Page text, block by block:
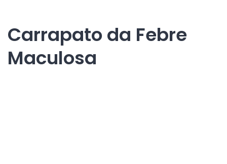
Carrapato da Febre
Maculosa